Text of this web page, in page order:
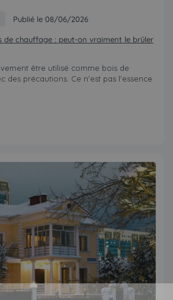
Publié le 08/06/2026
de chauffage : peut-on vraiment le brûler
être utilisé comme bois de
des précautions. Ce n'est pas l'essence